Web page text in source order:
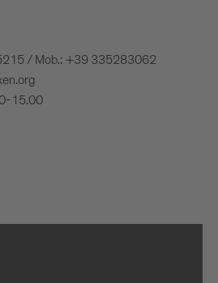
/ Mob.: +39 335283062
15.00